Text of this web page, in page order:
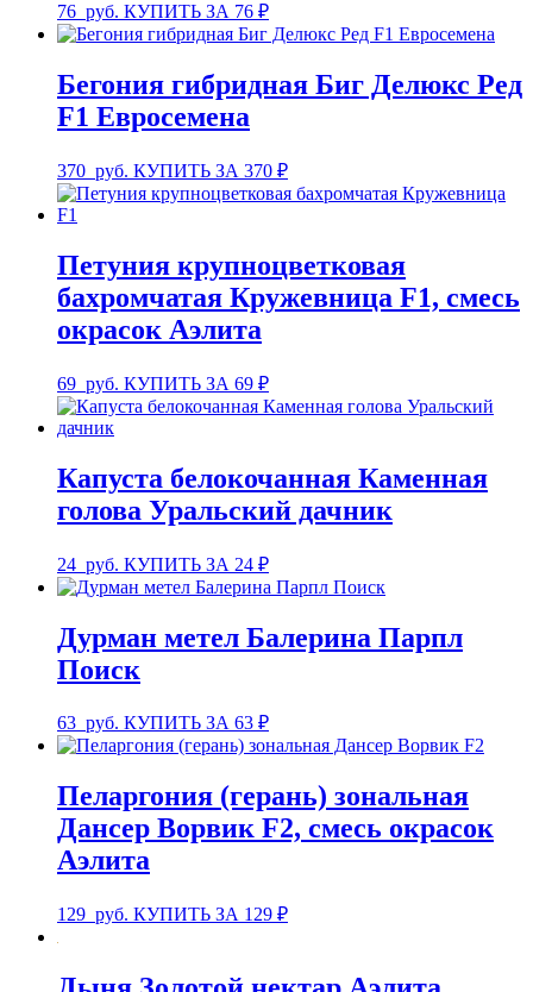
76 руб. КУПИТЬ ЗА 76 ₽
Бегония гибридная Биг Делюкс Ред
F1 Евросемена
370 руб. КУПИТЬ ЗА 370 ₽
Петуния крупноцветковая
бахромчатая Кружевница F1, смесь
окрасок Аэлита
69 руб. КУПИТЬ ЗА 69 ₽
Капуста белокочанная Каменная
голова Уральский дачник
24 руб. КУПИТЬ ЗА 24 ₽
Дурман метел Балерина Парпл
Поиск
63 руб. КУПИТЬ ЗА 63 ₽
Пеларгония (герань) зональная
Дансер Ворвик F2, смесь окрасок
Аэлита
129 руб. КУПИТЬ ЗА 129 ₽